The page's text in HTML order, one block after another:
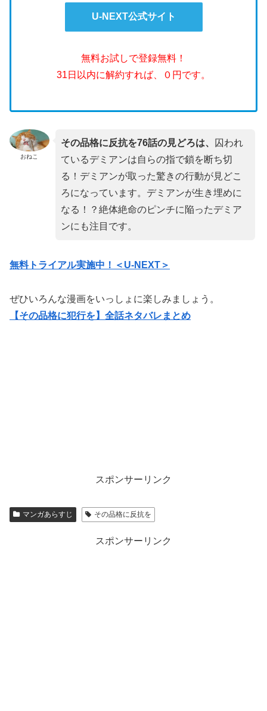
U-NEXT公式サイト
無料お試しで登録無料！
31日以内に解約すれば、０円です。
おねこ
その品格に反抗を76話の見どろは、
囚われ
ているデミアンは自らの指で鎖を断ち切
る！デミアンが取った驚きの行動が見どこ
ろになっています。デミアンが生き埋めに
なる！？絶体絶命のピンチに陥ったデミア
ンにも注目です。
無料トライアル実施中！＜U-NEXT＞
ぜひいろんな漫画をいっしょに楽しみましょう。
【その品格に犯行を】全話ネタバレまとめ
スポンサーリンク
マンガあらすじ その品格に反抗を
スポンサーリンク